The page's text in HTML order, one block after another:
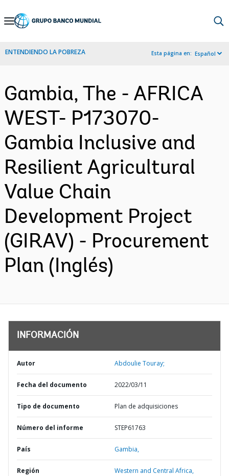
Skip
Navigation
ENTENDIENDO LA POBREZA Esta página en: Español
Gambia, The - AFRICA
WEST- P173070-
Gambia Inclusive and
Resilient Agricultural
Value Chain
Development Project
(GIRAV) - Procurement
Plan (Inglés)
INFORMACIÓN
Autor Abdoulie Touray;
Fecha del documento 2022/03/11
Tipo de documento Plan de adquisiciones
Número del informe STEP61763
País Gambia,
Región Western and Central Africa,